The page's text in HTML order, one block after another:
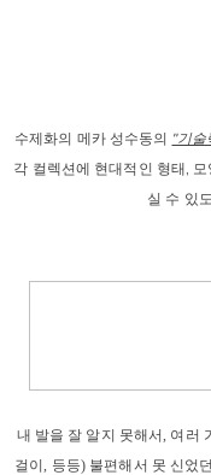
수제화의 메카 성수동의 "기술
각 컬렉션에 현대적인 형태,
실 수 있
내 발을 잘 알지 못해서, 여러
걸이, 등등) 불편해서 못 신었